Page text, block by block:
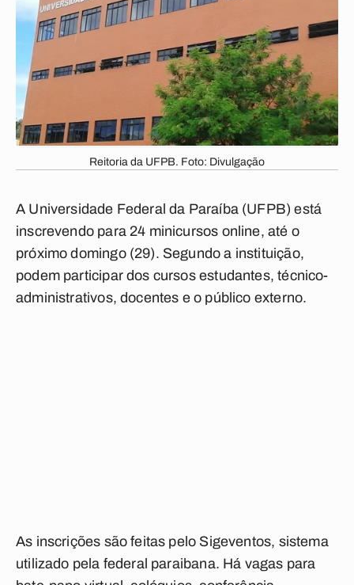
Reitoria da UFPB. Foto: Divulgação
A Universidade Federal da Paraíba (UFPB) está
inscrevendo para 24 minicursos online, até o
próximo domingo (29). Segundo a instituição,
podem participar dos cursos estudantes, técnico-
administrativos, docentes e o público externo.
As inscrições são feitas pelo Sigeventos, sistema
utilizado pela federal paraibana. Há vagas para